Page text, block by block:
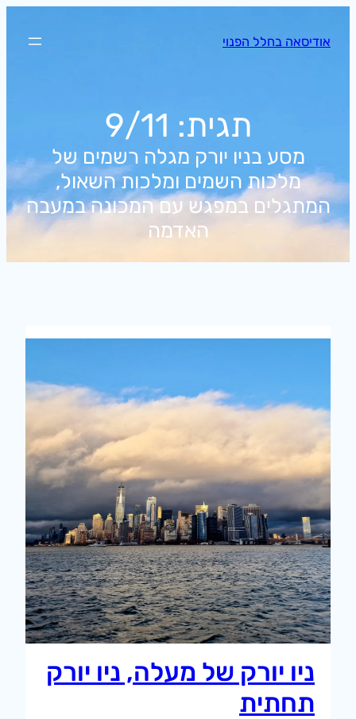
לתוכןאודיסאה בחלל הפנוי
תגית: 9/11
מסע בניו יורק מגלה רשמים של
מלכות השמים ומלכות השאול,
המתגלים במפגש עם המכונה במעבה
האדמה
ניו יורק של מעלה, ניו יורק
תחתית